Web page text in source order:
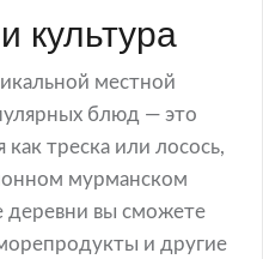
культура
местной
блюд — это
как треска или лосось,
мурманском
деревни вы сможете
и другие